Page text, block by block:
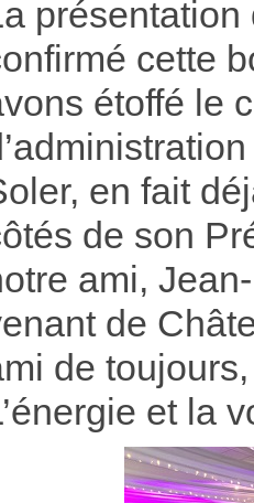
cette
étoffé le
en fait
de son
ami,
de
de
et la